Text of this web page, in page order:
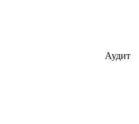
Аудит